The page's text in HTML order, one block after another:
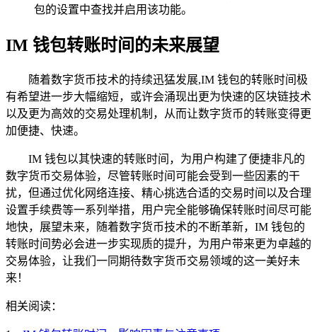
包的设置中查找并启用该功能。
IM 钱包转账时间的未来展望
随着数字货币技术的持续迅猛发展,IM 钱包的转账时间极
有希望进一步大幅缩短，或许会涌现出更为快速的区块链技术
以及更为高效的交易处理机制，从而让数字货币的转账变得更
加便捷、快速。
IM 钱包以其快速的转账时间，为用户构建了便捷非凡的
数字货币交易体验，尽管转账时间可能会受到一些因素的干
扰，但通过优化网络连接、精心挑选合适的交易时间以及合理
设置手续费等一系列举措，用户完全能够确保转账时间尽可能
地快，展望未来，随着数字货币技术的不断革新，IM 钱包的
转账时间势必会进一步实现质的提升，为用户带来更为卓越的
交易体验，让我们一同期待数字货币交易领域的这一美好未
来！
相关阅读：